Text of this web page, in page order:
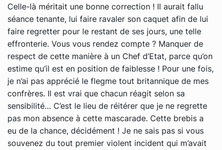
Celle-là méritait une bonne correction ! Il aurait fallu
séance tenante, lui faire ravaler son caquet afin de lui
faire regretter pour le restant de ses jours, une telle
effronterie. Vous vous rendez compte ? Manquer de
respect de cette manière à un Chef d’Etat, parce qu’on
estime qu’il est en position de faiblesse ! Pour une fois,
je n’ai pas apprécié le flegme tout britannique de mes
confrères. Il est vrai que chacun réagit selon sa
sensibilité… C’est le lieu de réitérer que je ne regrette
pas mon absence à cette mascarade. Cette brebis a
eu de la chance, décidément ! Je ne sais pas si vous
souvenez du tout premier violent incident qui m’avait